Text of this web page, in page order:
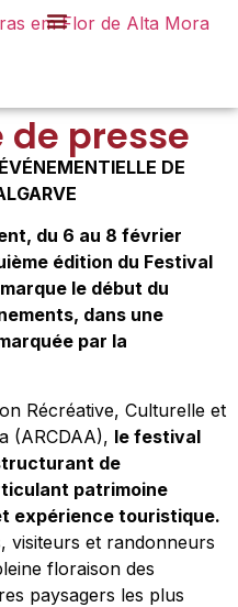
presse
DE
du 6 au 8 février
édition du Festival
le début du
dans une
par la
Récréative, Culturelle et
(ARCDAA), le festival
de
patrimoine
expérience touristique.
visiteurs et randonneurs
floraison des
paysagers les plus